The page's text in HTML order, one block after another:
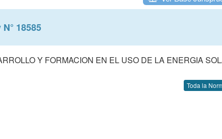
N° 18585
Y FORMACION EN EL USO DE LA ENERGIA
Toda la